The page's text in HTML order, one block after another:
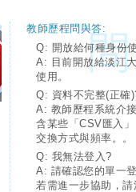
教師歷程問與答:
Q: 開放給何種身份
A: 目前開放給淡江
使用。
Q: 資料不完整(正確
A: 教師歷程系統介
含某些「CSV匯入
交換方式與頻率。。
Q: 我無法登入?
A: 請確認您的單一
若需進一步協助，